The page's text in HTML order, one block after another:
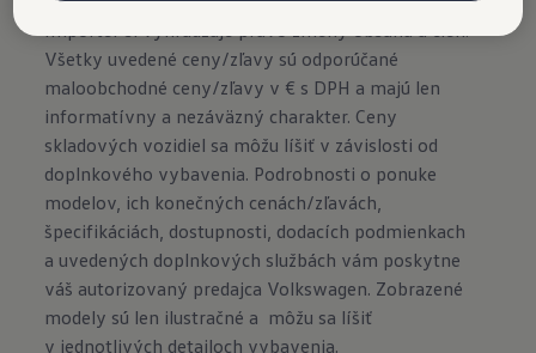
Importér si vyhradzuje právo zmeny obsahu a cien.
Všetky uvedené ceny/zľavy sú odporúčané
maloobchodné ceny/zľavy v € s DPH a majú len
informatívny a nezáväzný charakter. Ceny
skladových vozidiel sa môžu líšiť v závislosti od
doplnkového vybavenia. Podrobnosti o ponuke
modelov, ich konečných cenách/zľavách,
špecifikáciách, dostupnosti, dodacích podmienkach
a uvedených doplnkových službách vám poskytne
váš autorizovaný predajca Volkswagen. Zobrazené
modely sú len ilustračné a môžu sa líšiť
v jednotlivých detailoch vybavenia.